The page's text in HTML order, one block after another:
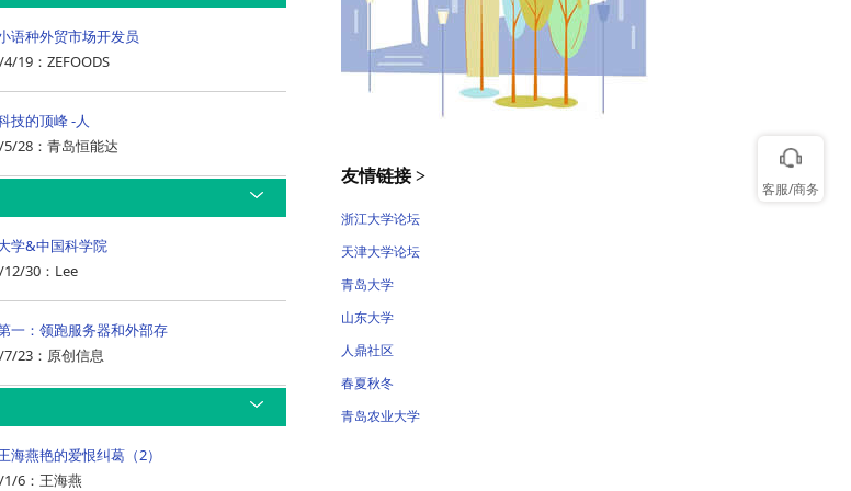
语种外贸市场开发员
4/19 ：ZEFOODS
技的顶峰 -人
5/28 ：青岛恒能达
学&中国科学院
12/30 ： Lee
一：领跑服务器和外部存
7/23 ： 原创信息
海燕艳的爱恨纠葛（2）
1/6 ： 王海燕
友情链接 >
浙江大学论坛
天津大学论坛
青岛大学
山东大学
人鼎社区
春夏秋冬
青岛农业大学
客服/商务